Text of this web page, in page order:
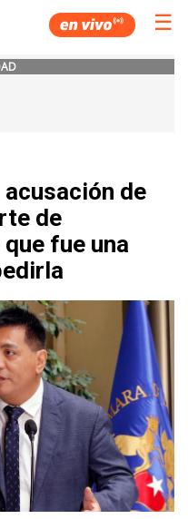
☰
de
de
fue una